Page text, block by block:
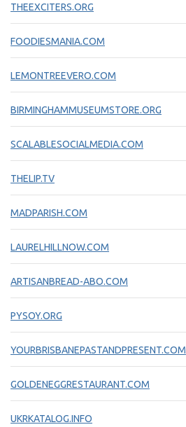
THEEXCITERS.ORG
FOODIESMANIA.COM
LEMONTREEVERO.COM
BIRMINGHAMMUSEUMSTORE.ORG
SCALABLESOCIALMEDIA.COM
THELIP.TV
MADPARISH.COM
LAURELHILLNOW.COM
ARTISANBREAD-ABO.COM
PYSOY.ORG
YOURBRISBANEPASTANDPRESENT.COM
GOLDENEGGRESTAURANT.COM
UKRKATALOG.INFO